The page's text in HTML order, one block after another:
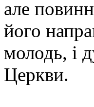
але
його
молодь, і
Церкви.